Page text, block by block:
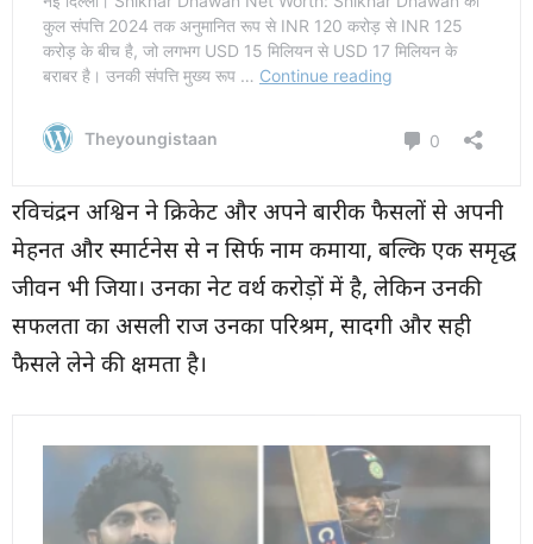
रविचंद्रन अश्विन ने क्रिकेट और अपने बारीक फैसलों से अपनी
मेहनत और स्मार्टनेस से न सिर्फ नाम कमाया, बल्कि एक समृद्ध
जीवन भी जिया। उनका नेट वर्थ करोड़ों में है, लेकिन उनकी
सफलता का असली राज उनका परिश्रम, सादगी और सही
फैसले लेने की क्षमता है।